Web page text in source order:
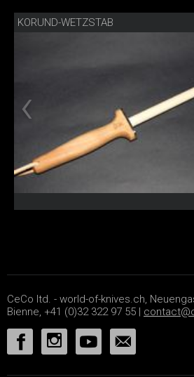
KORUND-WETZSTAB
CeCo ltd. - world-of-knives.ch,
Bienne, +41 (0)32 322 97 55 |